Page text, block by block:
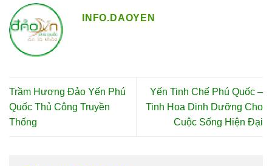
INFO.DAOYEN
Trầm Hương Đảo Yến Phú
Quốc Thủ Công Truyền
Thống
Yến Tinh Chế Phú Quốc –
Tinh Hoa Dinh Dưỡng Cho
Cuộc Sống Hiện Đại